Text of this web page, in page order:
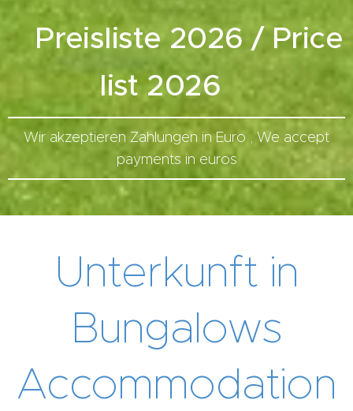
Preisliste 2026 / Price
list 2026
Wir akzeptieren Zahlungen in Euro , We accept
payments in euros
Unterkunft in
Bungalows
Accommodation